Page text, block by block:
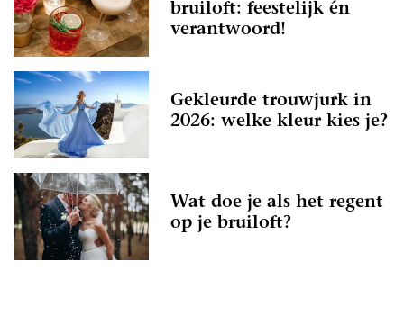
bruiloft: feestelijk én
verantwoord!
Gekleurde trouwjurk in
2026: welke kleur kies je?
Wat doe je als het regent
op je bruiloft?